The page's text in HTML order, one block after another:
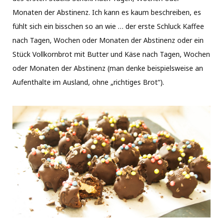
Monaten der Abstinenz. Ich kann es kaum beschreiben, es
fühlt sich ein bisschen so an wie … der erste Schluck Kaffee
nach Tagen, Wochen oder Monaten der Abstinenz oder ein
Stück Vollkornbrot mit Butter und Käse nach Tagen, Wochen
oder Monaten der Abstinenz (man denke beispielsweise an
Aufenthalte im Ausland, ohne „richtiges Brot“).